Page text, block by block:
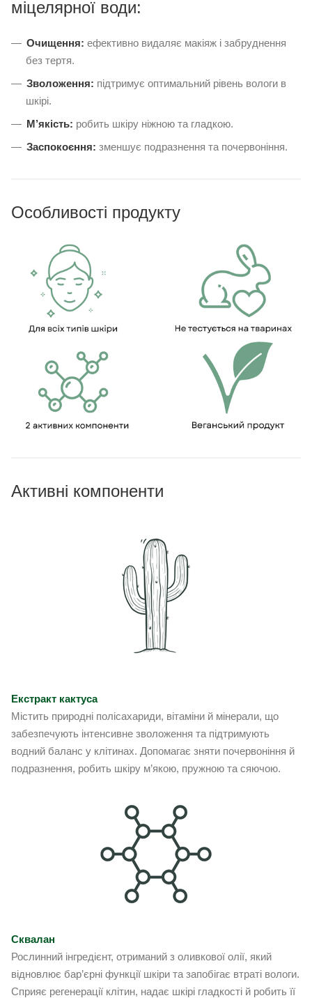
міцелярної води:
Очищення: ефективно видаляє макіяж і забруднення
без тертя.
Зволоження: підтримує оптимальний рівень вологи в
шкірі.
М’якість: робить шкіру ніжною та гладкою.
Заспокоєння: зменшує подразнення та почервоніння.
Особливості продукту
Активні компоненти
Екстракт кактуса
Містить природні полісахариди, вітаміни й мінерали, що
забезпечують інтенсивне зволоження та підтримують
водний баланс у клітинах. Допомагає зняти почервоніння й
подразнення, робить шкіру м’якою, пружною та сяючою.
Сквалан
Рослинний інгредієнт, отриманий з оливкової олії, який
відновлює бар’єрні функції шкіри та запобігає втраті вологи.
Сприяє регенерації клітин, надає шкірі гладкості й робить її